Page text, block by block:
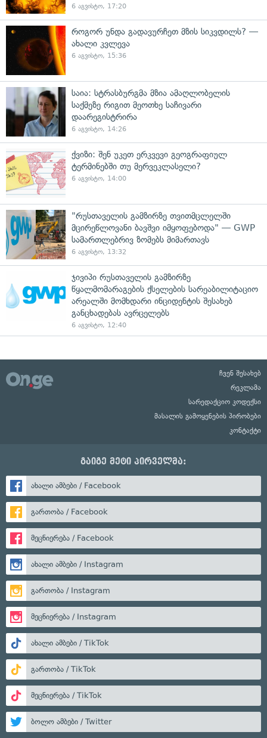
6 აგვისტო, 17:20
როგორ უნდა გადავურჩეთ მზის სიკვდილს? —
ახალი კვლევა
6 აგვისტო, 15:36
საია: სტრასბურგმა მზია ამაღლობელის
საქმეზე რიგით მეოთხე საჩივარი
დაარეგისტრირა
6 აგვისტო, 14:26
ქვიზი: შენ უკეთ ერკვევი გეოგრაფიულ
ტერმინებში თუ მერვეკლასელი?
6 აგვისტო, 14:00
"რუსთაველის გამზირზე თვითმცლელში
მცირეწლოვანი ბავშვი იმყოფებოდა" — GWP
სამართლებრივ ზომებს მიმართავს
6 აგვისტო, 13:32
ჯივიპი რუსთაველის გამზირზე
წყალმომარაგების ქსელების სარეაბილიტაციო
არეალში მომხდარი ინციდენტის შესახებ
განცხადებას ავრცელებს
6 აგვისტო, 12:40
ჩვენ შესახებ
რეკლამა
სარედაქციო კოდექსი
მასალის გამოყენების პირობები
კონტაქტი
გაიგე მეტი პირველმა:
ახალი ამბები / Facebook
გართობა / Facebook
მეცნიერება / Facebook
ახალი ამბები / Instagram
გართობა / Instagram
მეცნიერება / Instagram
ახალი ამბები / TikTok
გართობა / TikTok
მეცნიერება / TikTok
ბოლო ამბები / Twitter